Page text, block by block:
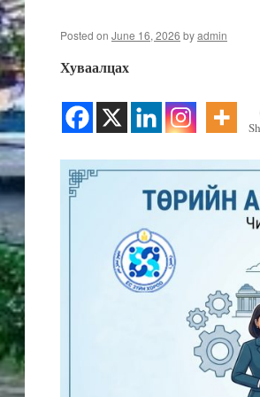
Posted on June 16, 2026 byadmin
Хуваалцах